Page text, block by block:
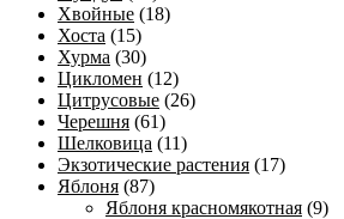
Хвойные (18)
Хоста (15)
Хурма (30)
Цикломен (12)
Цитрусовые (26)
Черешня (61)
Шелковица (11)
Экзотические растения (17)
Яблоня (87)
Яблоня красномякотная (9)